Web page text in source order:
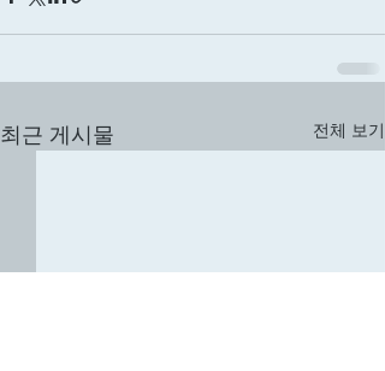
최근 게시물 전체 보기